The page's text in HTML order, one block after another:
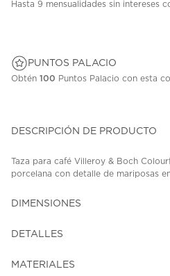
Hasta 9 mensualidades sin intereses
PUNTOS PALACIO
Obtén 100 Puntos Palacio con esta
DESCRIPCIÓN DE PRODUCTO
Taza para café Villeroy & Boch
porcelana con detalle de mariposas
DIMENSIONES
DETALLES
MATERIALES